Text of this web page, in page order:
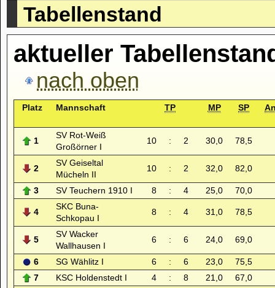
Tabellenstand
aktueller
nach oben
Platz Mannschaft TP MP SP
1
SV Rot-Weiß
Großörner I
10 : 2 30,0 78,5
2
SV Geiseltal
Mücheln II
10 : 2 32,0 82,0
3 SV Teuchern 1910 I 8 : 4 25,0 70,0
4
SKC Buna-
Schkopau I
8 : 4 31,0 78,5
5
SV Wacker
Wallhausen I
6 : 6 24,0 69,0
6 SG Wählitz I 6 : 6 23,0
75,5
7
KSC Holdenstedt I 4 : 8 21,0 67,0